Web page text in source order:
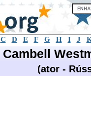
C D E F G H I J
Cambell
(ator -